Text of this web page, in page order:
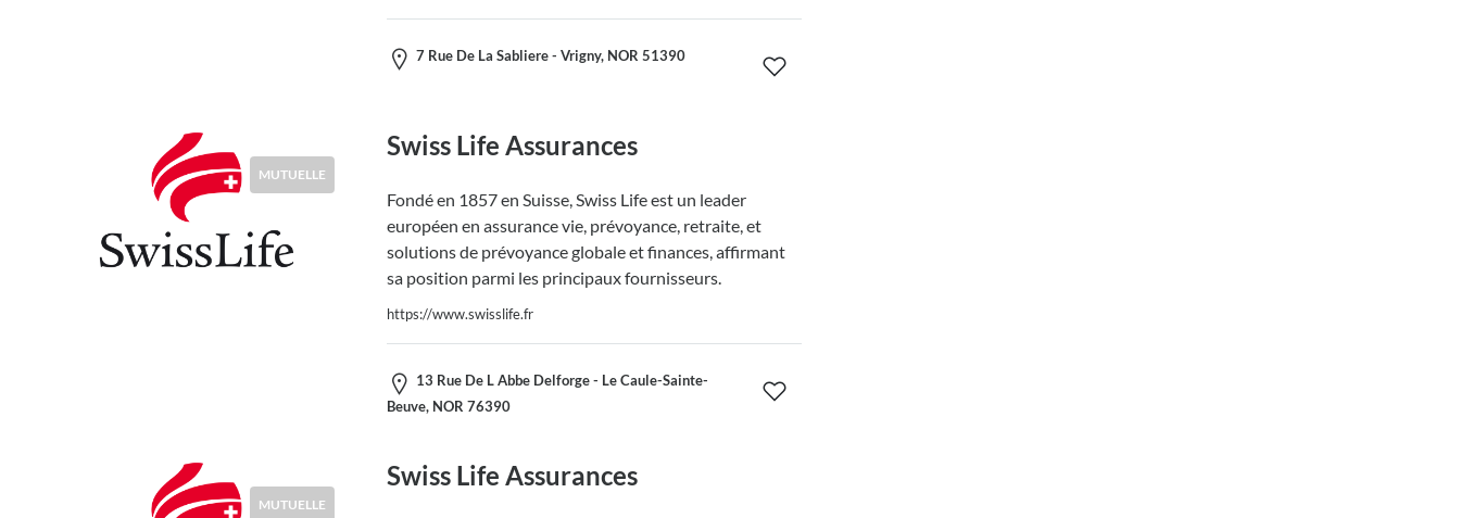
7 Rue De La Sabliere - Vrigny, NOR 51390
MUTUELLE
Swiss Life Assurances
Fondé en 1857 en Suisse, Swiss Life est un leader
européen en assurance vie, prévoyance, retraite, et
solutions de prévoyance globale et finances, affirmant
sa position parmi les principaux fournisseurs.
https://www.swisslife.fr
13 Rue De L Abbe Delforge - Le Caule-Sainte-
Beuve, NOR 76390
MUTUELLE
Swiss Life Assurances